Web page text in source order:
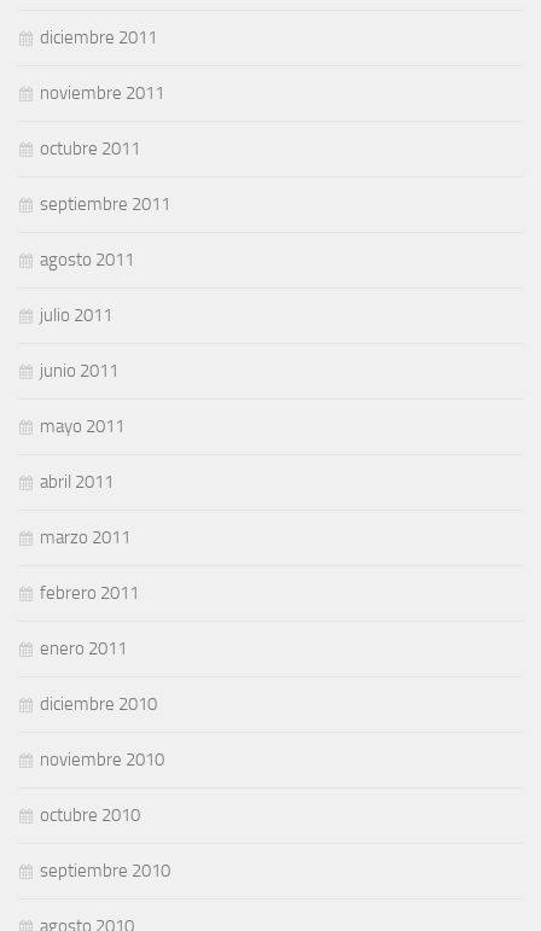
diciembre 2011
noviembre 2011
octubre 2011
septiembre 2011
agosto 2011
julio 2011
junio 2011
mayo 2011
abril 2011
marzo 2011
febrero 2011
enero 2011
diciembre 2010
noviembre 2010
octubre 2010
septiembre 2010
agosto 2010